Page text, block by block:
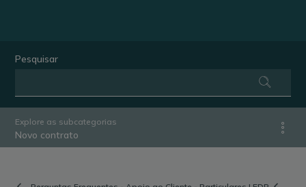
Pesquisar
Explore as subcategorias
Novo contrato